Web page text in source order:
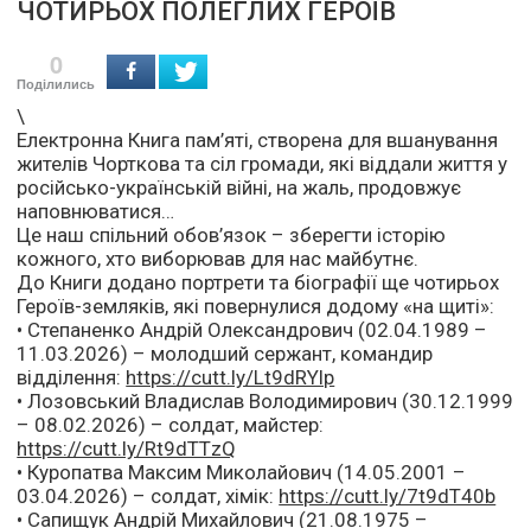
ЧОТИРЬОХ ПОЛЕГЛИХ ГЕРОЇВ
0
Поділились
\
Електронна Книга пам’яті, створена для вшанування
жителів Чорткова та сіл громади, які віддали життя у
російсько-українській війні, на жаль, продовжує
наповнюватися…
Це наш спільний обов’язок – зберегти історію
кожного, хто виборював для нас майбутнє.
До Книги додано портрети та біографії ще чотирьох
Героїв-земляків, які повернулися додому «на щиті»:
• Степаненко Андрій Олександрович (02.04.1989 –
11.03.2026) – молодший сержант, командир
відділення: https://cutt.ly/Lt9dRYlp
• Лозовський Владислав Володимирович (30.12.1999
– 08.02.2026) – солдат, майстер:
https://cutt.ly/Rt9dTTzQ
• Куропатва Максим Миколайович (14.05.2001 –
03.04.2026) – солдат, хімік: https://cutt.ly/7t9dT40b
• Сапищук Андрій Михайлович (21.08.1975 –